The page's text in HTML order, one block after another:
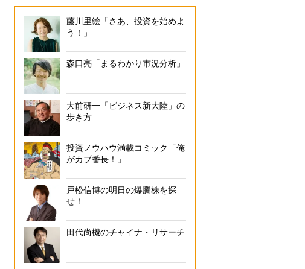
藤川里絵「さあ、投資を始めよ
う！」
森口亮「まるわかり市況分析」
大前研一「ビジネス新大陸」の
歩き方
投資ノウハウ満載コミック「俺
がカブ番長！」
戸松信博の明日の爆騰株を探
せ！
田代尚機のチャイナ・リサーチ